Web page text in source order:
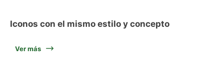
Iconos con el mismo estilo y concepto
Ver más